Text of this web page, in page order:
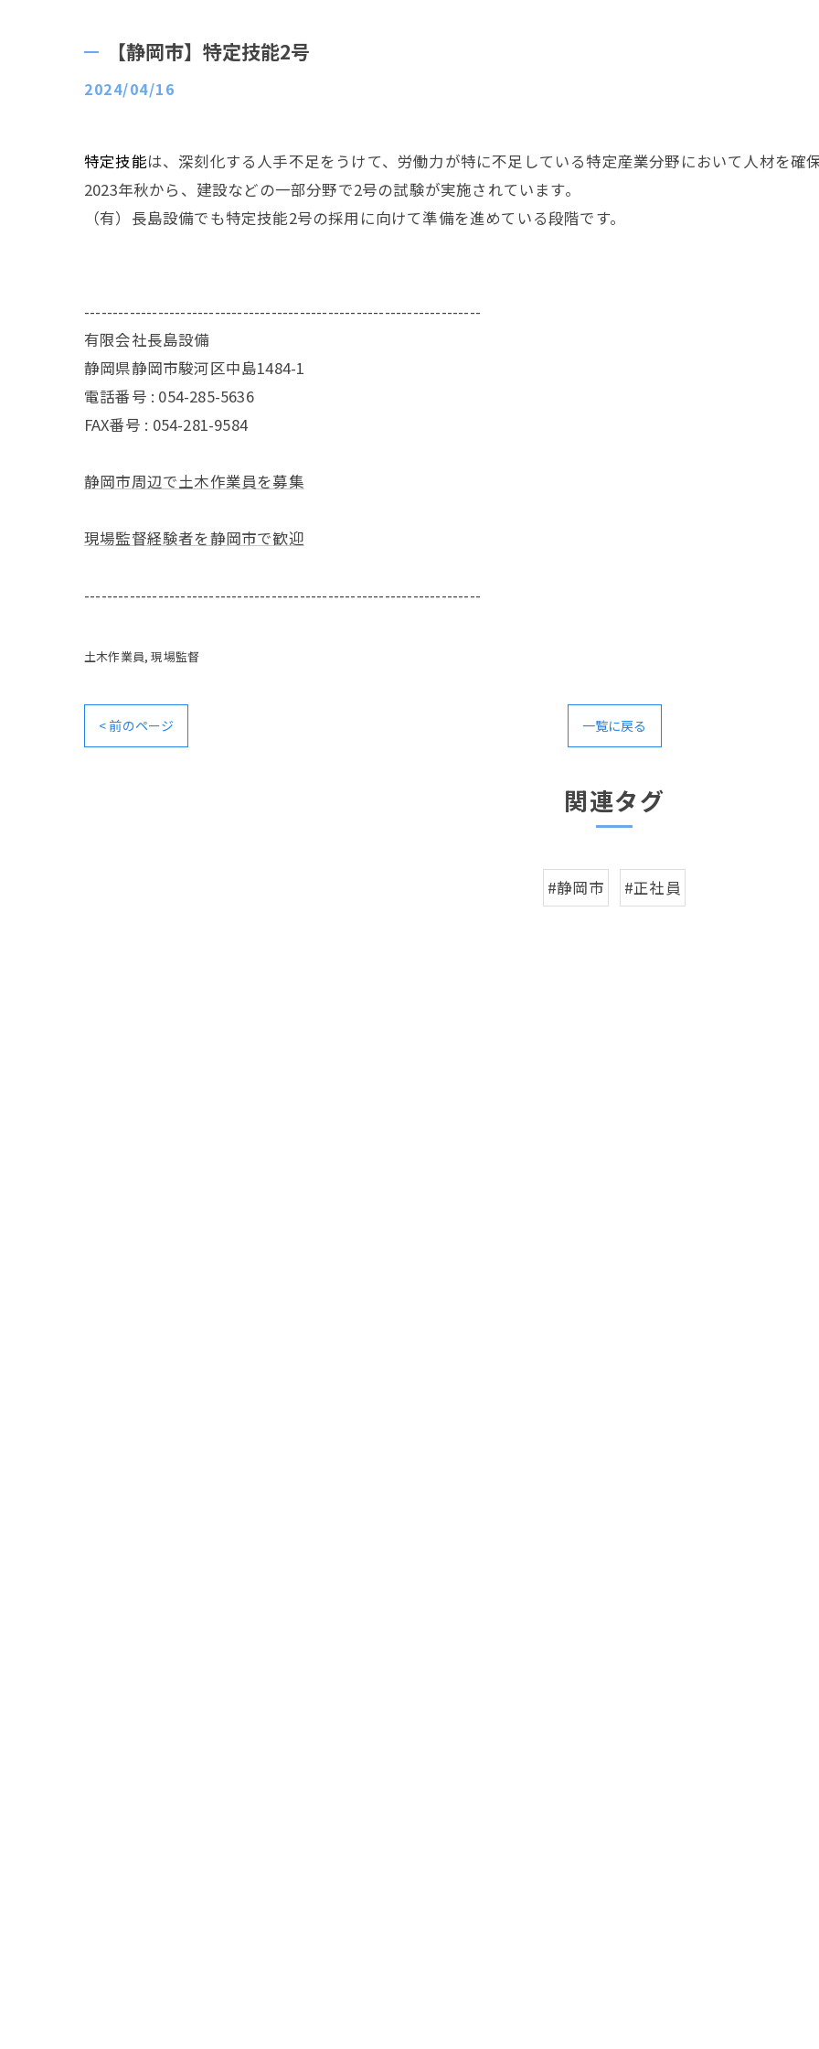
【静岡市】特定技能2号
2024/04/16
特定技能は、深刻化する人手不足をうけて、労働力が特に不足している特定産業分野において人材を確
2023年秋から、建設などの一部分野で2号の試験が実施されています。
（有）長島設備でも特定技能2号の採用に向けて準備を進めている段階です。
----------------------------------------------------------------------
有限会社長島設備
静岡県静岡市駿河区中島1484-1
電話番号 : 054-285-5636
FAX番号 : 054-281-9584
静岡市周辺で土木作業員を募集
現場監督経験者を静岡市で歓迎
----------------------------------------------------------------------
土木作業員 現場監督
< 前のページ 一覧に戻る
関連タグ
#静岡市 #正社員